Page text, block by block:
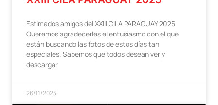
Estimados amigos del XXIII CILA PARAGUAY 2025
Queremos agradecerles el entusiasmo con el que
están buscando las fotos de estos días tan
especiales. Sabemos que todos desean ver y
descargar
26/11/2025